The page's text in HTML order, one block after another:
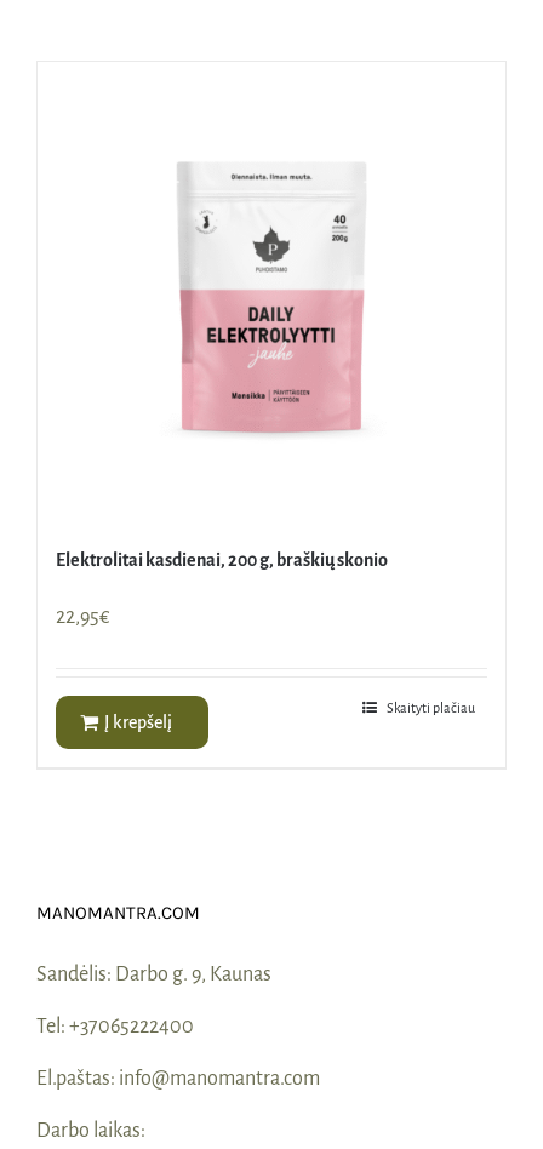
Elektrolitai kasdienai, 200 g, braškių skonio
22,95€
Į krepšelį
Skaityti plačiau
MANOMANTRA.COM
Sandėlis: Darbo g. 9, Kaunas
Tel: +37065222400
El.paštas: info@manomantra.com
Darbo laikas: